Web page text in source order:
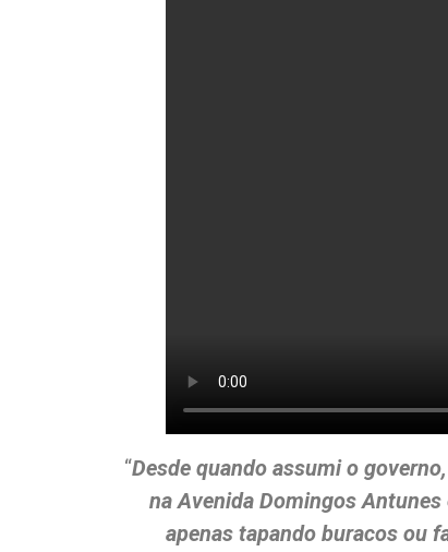
“Desde quando assumi o
na Avenida Domingos
apenas tapando buracos ou